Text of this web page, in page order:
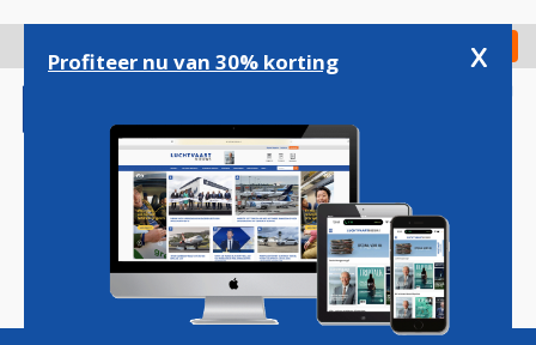
gaan
Check in
Magazine Podcasts Vacatures
Profiteer nu van 30% korting x